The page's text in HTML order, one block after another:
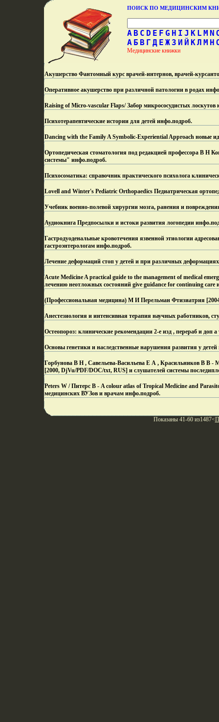
ПОИСК ПО МЕДИЦИНСКИМ
A B C D E F G H I J K L M N
А Б В Г Д Е Ж З И Й КЛ М Н
Медицинские книжки
Акушерство Фантомный курс врачей-интернов, врачей-
Оперативное акушерство при различной патологии в родах
Raising of Micro-vascular Flaps/ Забор микрососудистых
Психотерапевтические истории для детей инфо.подроб.
Dancing with the Family A Symbolic-Experiential Approach новые
Ортопедическая стоматология под редакцией профессора В
системы" инфо.подроб.
Психосоматика: справочник практического психолога
Lovell and Winter's Pediatric Orthopaedics Педиатрическая
Учебник военно-полевой хирургии мозга, ранения и
Аудиокнига Предпосылки и истоки развития логопедии инфо.
Гастродуоденальные кровотечения язвенной этиологии
гастроэнтерологам инфо.подроб.
Лечение деформаций стоп у детей и при различных
Acute Medicine A practical guide to the management of medical
лечению неотложных состояний give guidance for continuing care
(Профессиональная медицина) М И Перельман Фтизиатрия
Анестезиология и интенсивная терапия научных работников,
Остеопороз: клинические рекомендации 2-е изд , перераб и доп
Основы генетики и наследственные нарушения развития у
Горбунова В Н , Савельева-Васильева Е А , Красильников В В -
[2000, DjVu/PDF/DOC/txt, RUS] и слушателей системы
Peters W / Питерс В - A colour atlas of Tropical Medicine and
медицинских ВУЗов и врачам инфо.подроб.
Показаны 41-60 из1487<